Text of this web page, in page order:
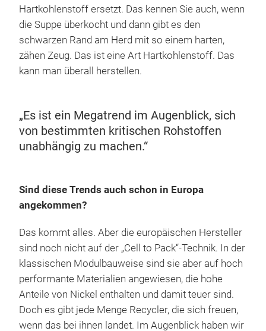
Hartkohlenstoff ersetzt. Das kennen Sie auch, wenn
die Suppe überkocht und dann gibt es den
schwarzen Rand am Herd mit so einem harten,
zähen Zeug. Das ist eine Art Hartkohlenstoff. Das
kann man überall herstellen.
„Es ist ein Megatrend im Augenblick, sich
von bestimmten kritischen Rohstoffen
unabhängig zu machen.“
Sind diese Trends auch schon in Europa
angekommen?
Das kommt alles. Aber die europäischen Hersteller
sind noch nicht auf der „Cell to Pack“-Technik. In der
klassischen Modulbauweise sind sie aber auf hoch
performante Materialien angewiesen, die hohe
Anteile von Nickel enthalten und damit teuer sind.
Doch es gibt jede Menge Recycler, die sich freuen,
wenn das bei ihnen landet. Im Augenblick haben wir